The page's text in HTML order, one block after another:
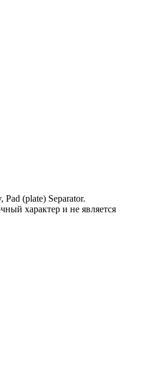
(plate) Separator.
характер и не является